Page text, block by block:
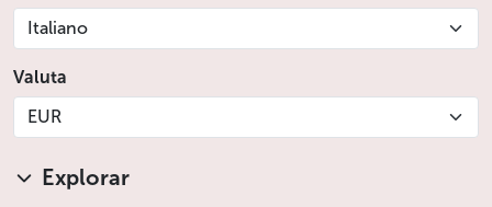
Italiano
Valuta
EUR
Explorar